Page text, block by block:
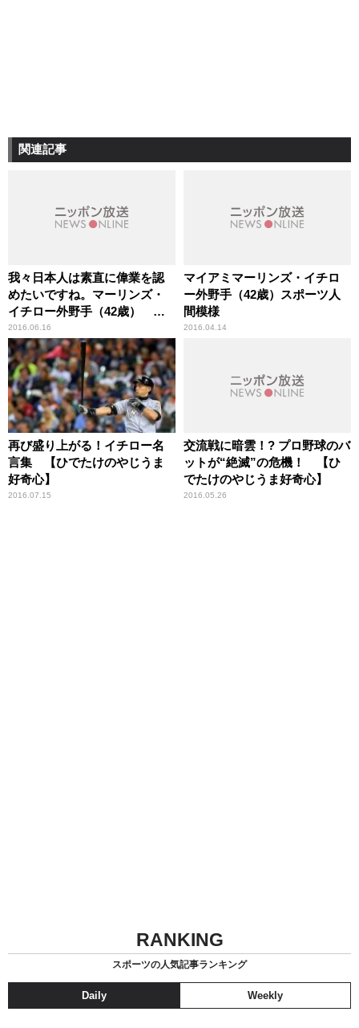
関連記事
我々日本人は素直に偉業を認
めたいですね。マーリンズ・
イチロー外野手（42歳） ス
ポーツ人間模様
2016.06.16
マイアミマーリンズ・イチロ
ー外野手（42歳）スポーツ人
間模様
2016.04.14
再び盛り上がる！イチロー名
言集 【ひでたけのやじうま
好奇心】
2016.07.15
交流戦に暗雲！? プロ野球のバ
ットが“絶滅”の危機！ 【ひ
でたけのやじうま好奇心】
2016.05.26
RANKING
スポーツの人気記事ランキング
Daily Weekly